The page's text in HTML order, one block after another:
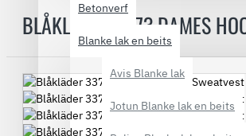
Betonverf
Blanke lak en beits
Avis Blanke lak
Jotun Blanke lak en beits
BLÅKLÄDER 3373 DAMES